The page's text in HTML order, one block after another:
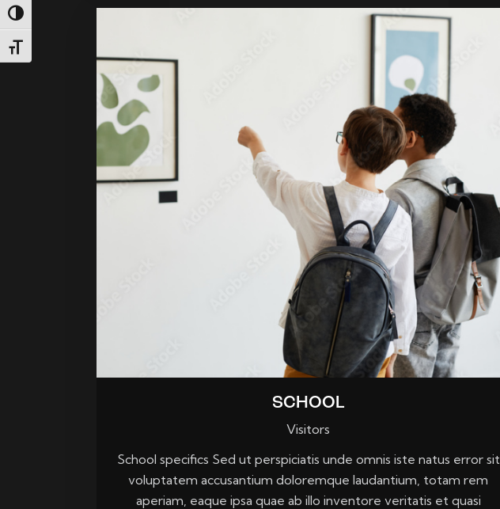
Attiva/disattiva alto contrasto
Attiva/disattiva dimensione testo
SCHOOL
Visitors
School specifics Sed ut perspiciatis unde omnis iste natus error sit
voluptatem accusantium doloremque laudantium, totam rem
aperiam, eaque ipsa quae ab illo inventore veritatis et quasi